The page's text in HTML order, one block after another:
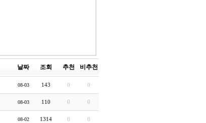
날짜 조회 추천 비추천
08-03 143 0 0
08-03 110 0 0
08-02 1314 0 0